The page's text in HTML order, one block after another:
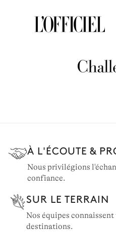
À L'ÉCOUTE &
Nous privilégions
confiance.
SUR LE TERRAIN
Nos équipes connaissent
destinations.